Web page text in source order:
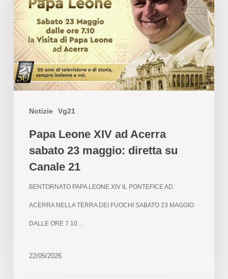
Notizie Vg21
Papa Leone XIV ad Acerra
sabato 23 maggio: diretta su
Canale 21
BENTORNATO PAPA LEONE XIV IL PONTEFICE AD
ACERRA NELLA TERRA DEI FUOCHI SABATO 23 MAGGIO
DALLE ORE 7.10…
22/05/2026